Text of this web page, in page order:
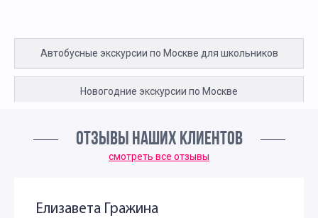
Автобусные экскурсии по Москве для школьников
Новогодние экскурсии по Москве
Новогодние экскурсии для детей в Москве
Новогодние экскурсии для школьников в Москве
ОТЗЫВЫ НАШИХ КЛИЕНТОВ
смотреть все отзывы
Елизавета Гражина